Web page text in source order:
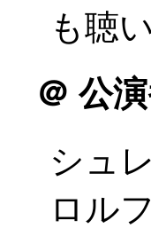
も聴
＠ 公
シュ
ロル